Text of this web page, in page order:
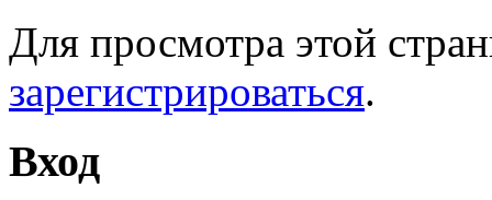
Для просмотра этой
зарегистрироваться.
Вход